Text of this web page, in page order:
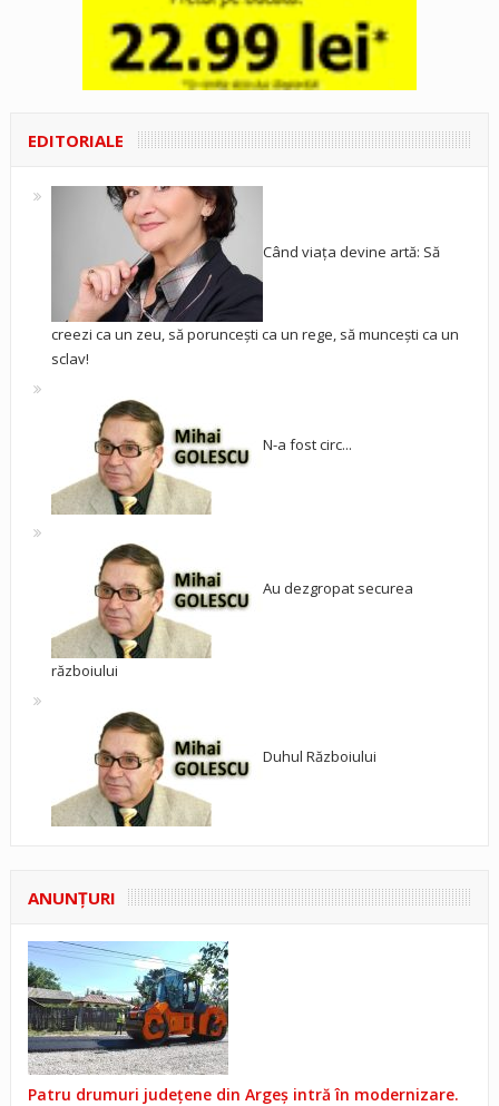
EDITORIALE
Când viața devine artă: Să
creezi ca un zeu, să poruncești ca un rege, să muncești ca un
sclav!
N-a fost circ...
Au dezgropat securea
războiului
Duhul Războiului
ANUNŢURI
Patru drumuri județene din Argeș intră în modernizare.